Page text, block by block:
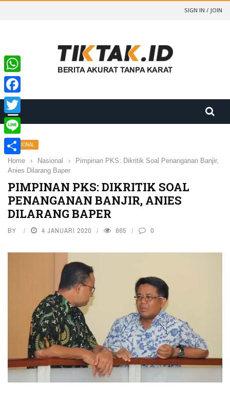
SIGN IN / JOIN
NASIONAL
Home › Nasional ›
Pimpinan PKS: Dikritik Soal Penanganan Banjir,
Anies Dilarang Baper
PIMPINAN PKS: DIKRITIK SOAL
PENANGANAN BANJIR, ANIES
DILARANG BAPER
BY 4 JANUARI 2020 665 0
WhatsApp
Facebook
Twitter
Line
Share